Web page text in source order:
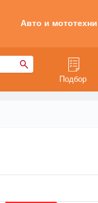
Авто и
Подбор